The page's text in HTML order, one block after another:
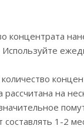
концентрата
на
1-2